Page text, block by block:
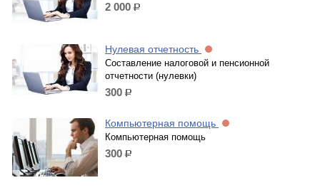
2 000 р.
Нулевая отчетность
Составление налоговой и пенсионной
отчетности (нулевки)
300 р.
Компьютерная помощь
Компьютерная помощь
300 р.